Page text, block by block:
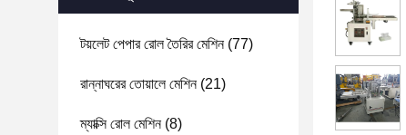
টয়লেট পেপার রোল তৈরির মেশিন(77)
রান্নাঘরের তোয়ালে মেশিন(21)
ম্যাক্সি রোল মেশিন(8)